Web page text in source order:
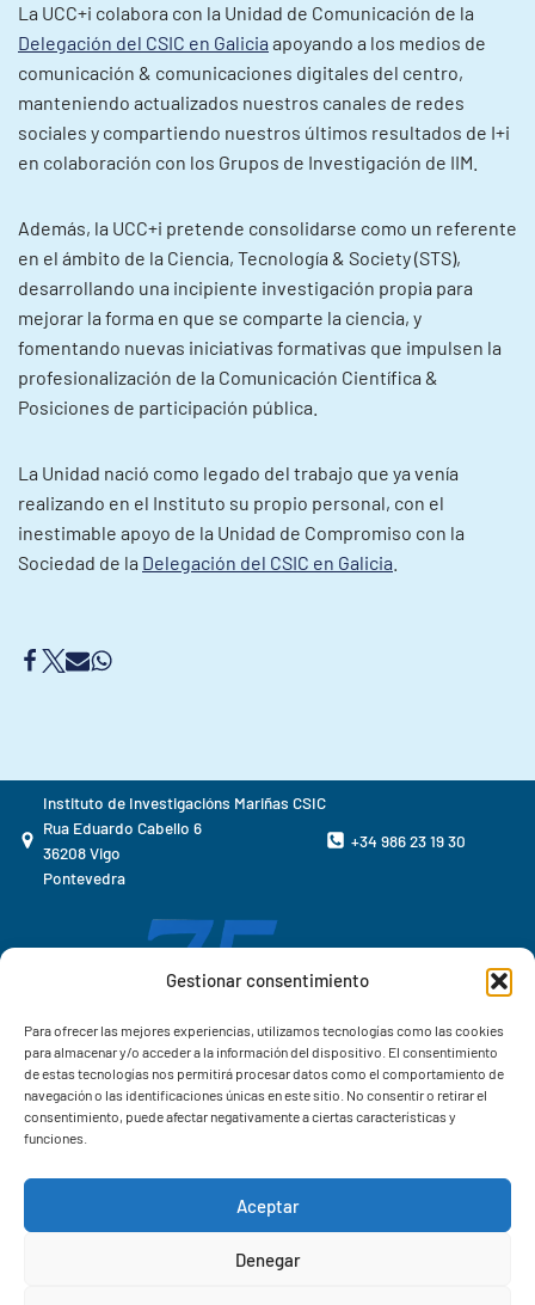
Gestionar consentimiento
Para ofrecer las mejores experiencias, utilizamos tecnologías como las cookies
para almacenar y/o acceder a la información del dispositivo. El consentimiento
de estas tecnologías nos permitirá procesar datos como el comportamiento de
navegación o las identificaciones únicas en este sitio. No consentir o retirar el
consentimiento, puede afectar negativamente a ciertas características y
funciones.
Aceptar
Denegar
La UCC+i colabora con la Unidad de Comunicación de la
Delegación del CSIC en Galicia apoyando a los medios de
comunicación & comunicaciones digitales del centro,
manteniendo actualizados nuestros canales de redes
sociales y compartiendo nuestros últimos resultados de I+i
en colaboración con los Grupos de Investigación de IIM.
Además, la UCC+i pretende consolidarse como un referente
en el ámbito de la Ciencia, Tecnología & Society (STS),
desarrollando una incipiente investigación propia para
mejorar la forma en que se comparte la ciencia, y
fomentando nuevas iniciativas formativas que impulsen la
profesionalización de la Comunicación Científica &
Posiciones de participación pública.
La Unidad nació como legado del trabajo que ya venía
realizando en el Instituto su propio personal, con el
inestimable apoyo de la Unidad de Compromiso con la
Sociedad de la Delegación del CSIC en Galicia
Instituto de Investigacións Mariñas CSIC
Rua Eduardo Cabello 6
36208 Vigo
Pontevedra
+34 986 23 19 30
Correo IIM